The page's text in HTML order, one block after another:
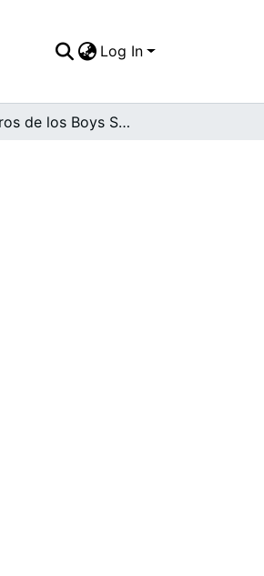
Log In
Miembros de los Boys Scots y las hermanas de los pobres, colaborando con los damnificados del 7 de agosto